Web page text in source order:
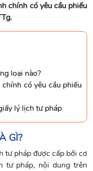
chính có yêu cầu phiếu
loại nào?
có yêu cầu phiếu
lý lịch tư pháp
GÌ?
tư pháp được cấp bởi cơ
tư pháp, nội dung trên